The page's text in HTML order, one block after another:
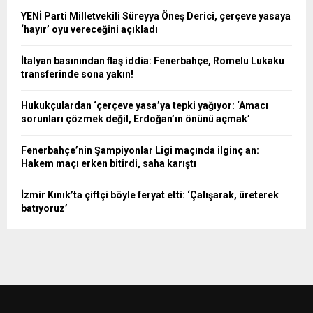
YENİ Parti Milletvekili Süreyya Öneş Derici, çerçeve yasaya
‘hayır’ oyu vereceğini açıkladı
İtalyan basınından flaş iddia: Fenerbahçe, Romelu Lukaku
transferinde sona yakın!
Hukukçulardan ‘çerçeve yasa’ya tepki yağıyor: ‘Amacı
sorunları çözmek değil, Erdoğan’ın önünü açmak’
Fenerbahçe’nin Şampiyonlar Ligi maçında ilginç an:
Hakem maçı erken bitirdi, saha karıştı
İzmir Kınık’ta çiftçi böyle feryat etti: ‘Çalışarak, üreterek
batıyoruz’